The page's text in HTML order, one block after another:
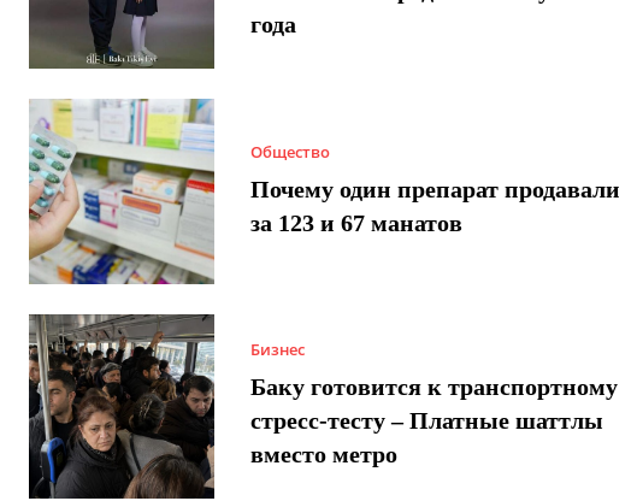
года
Общество
Почему один препарат продавали
за 123 и 67 манатов
Бизнес
Баку готовится к транспортному
стресс-тесту – Платные шаттлы
вместо метро